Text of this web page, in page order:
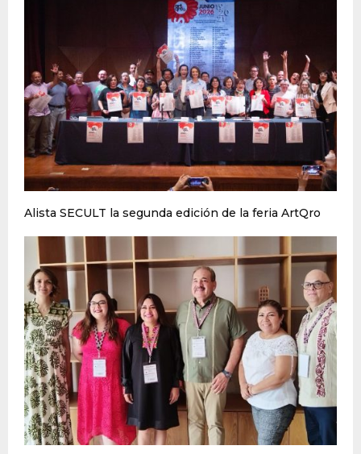
Alista SECULT la segunda edición de la feria ArtQro